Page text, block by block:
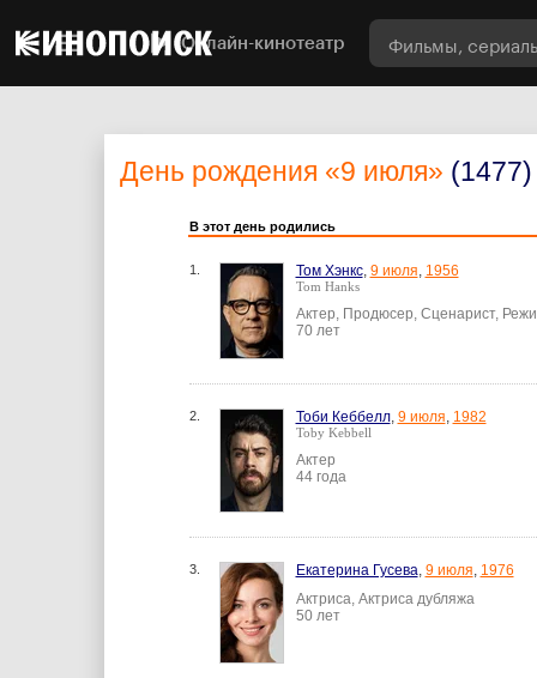
Онлайн-кинотеатр
День рождения «9 июля» (1477)
В этот день родились
1. Том Хэнкс, 9 июля, 1956
Tom Hanks
Актер, Продюсер, Сценарист,
70 лет
2. Тоби Кеббелл, 9 июля, 1982
Toby Kebbell
Актер
44 года
3. Екатерина Гусева, 9 июля, 1976
Актриса, Актриса дубляжа
50 лет